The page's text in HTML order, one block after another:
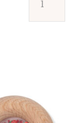
Boum